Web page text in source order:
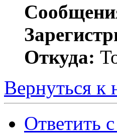
Откуда:
Вернуться к
Ответить